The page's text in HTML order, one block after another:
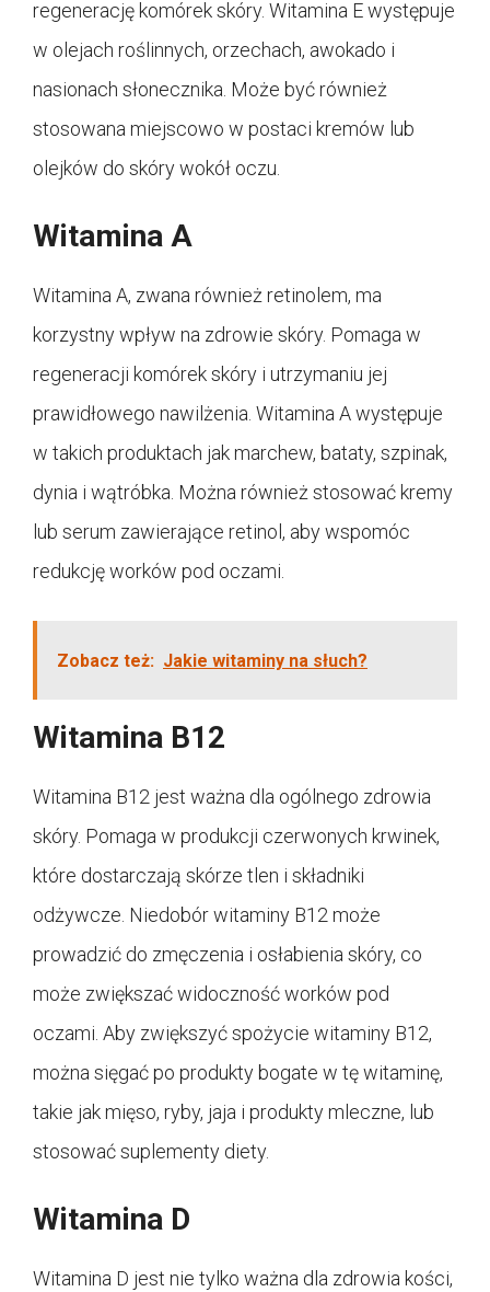
regenerację komórek skóry. Witamina E występuje
w olejach roślinnych, orzechach, awokado i
nasionach słonecznika. Może być również
stosowana miejscowo w postaci kremów lub
olejków do skóry wokół oczu.
Witamina A
Witamina A, zwana również retinolem, ma
korzystny wpływ na zdrowie skóry. Pomaga w
regeneracji komórek skóry i utrzymaniu jej
prawidłowego nawilżenia. Witamina A występuje
w takich produktach jak marchew, bataty, szpinak,
dynia i wątróbka. Można również stosować kremy
lub serum zawierające retinol, aby wspomóc
redukcję worków pod oczami.
Zobacz też: Jakie witaminy na słuch?
Witamina B12
Witamina B12 jest ważna dla ogólnego zdrowia
skóry. Pomaga w produkcji czerwonych krwinek,
które dostarczają skórze tlen i składniki
odżywcze. Niedobór witaminy B12 może
prowadzić do zmęczenia i osłabienia skóry, co
może zwiększać widoczność worków pod
oczami. Aby zwiększyć spożycie witaminy B12,
można sięgać po produkty bogate w tę witaminę,
takie jak mięso, ryby, jaja i produkty mleczne, lub
stosować suplementy diety.
Witamina D
Witamina D jest nie tylko ważna dla zdrowia kości,